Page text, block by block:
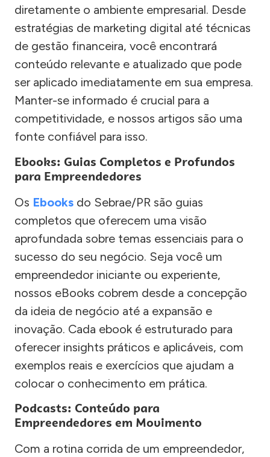
diretamente o ambiente empresarial. Desde
estratégias de marketing digital até técnicas
de gestão financeira, você encontrará
conteúdo relevante e atualizado que pode
ser aplicado imediatamente em sua empresa.
Manter-se informado é crucial para a
competitividade, e nossos artigos são uma
fonte confiável para isso.
Ebooks: Guias Completos e Profundos
para Empreendedores
Os Ebooks do Sebrae/PR são guias
completos que oferecem uma visão
aprofundada sobre temas essenciais para o
sucesso do seu negócio. Seja você um
empreendedor iniciante ou experiente,
nossos eBooks cobrem desde a concepção
da ideia de negócio até a expansão e
inovação. Cada ebook é estruturado para
oferecer insights práticos e aplicáveis, com
exemplos reais e exercícios que ajudam a
colocar o conhecimento em prática.
Podcasts: Conteúdo para
Empreendedores em Movimento
Com a rotina corrida de um empreendedor,